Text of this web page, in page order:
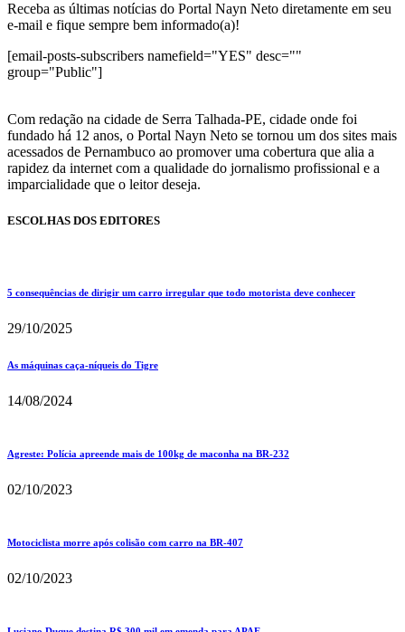
Receba as últimas notícias do Portal Nayn Neto diretamente em seu
e-mail e fique sempre bem informado(a)!
[email-posts-subscribers namefield="YES" desc=""
group="Public"]
Com redação na cidade de Serra Talhada-PE, cidade onde foi
fundado há 12 anos, o Portal Nayn Neto se tornou um dos sites mais
acessados de Pernambuco ao promover uma cobertura que alia a
rapidez da internet com a qualidade do jornalismo profissional e a
imparcialidade que o leitor deseja.
ESCOLHAS DOS EDITORES
5 consequências de dirigir um carro irregular que todo motorista deve conhecer
29/10/2025
As máquinas caça-níqueis do Tigre
14/08/2024
Agreste: Polícia apreende mais de 100kg de maconha na BR-232
02/10/2023
Motociclista morre após colisão com carro na BR-407
02/10/2023